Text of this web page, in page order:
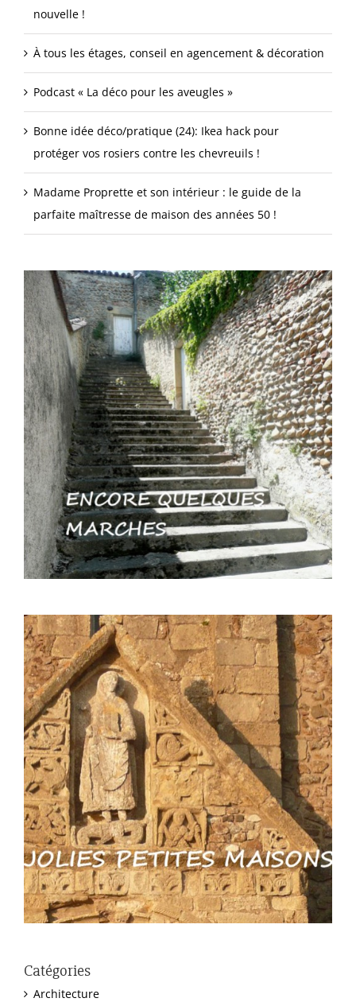
nouvelle !
À tous les étages, conseil en agencement & décoration
Podcast « La déco pour les aveugles »
Bonne idée déco/pratique (24): Ikea hack pour
protéger vos rosiers contre les chevreuils !
Madame Proprette et son intérieur : le guide de la
parfaite maîtresse de maison des années 50 !
Catégories
Architecture